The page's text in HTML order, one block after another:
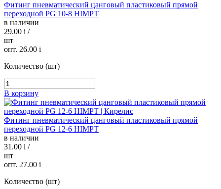
Фитинг пневматический цанговый пластиковый прямой
переходной PG 10-8 HIMPT
в наличии
29.00 i /
шт
опт. 26.00 i
Количество (шт)
В корзину
Фитинг пневматический цанговый пластиковый прямой
переходной PG 12-6 HIMPT
в наличии
31.00 i /
шт
опт. 27.00 i
Количество (шт)